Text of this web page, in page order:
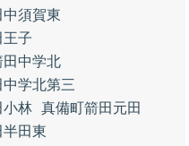
須賀東
王子
田中学北
学北第三
小林 真備町箭田元田
田東